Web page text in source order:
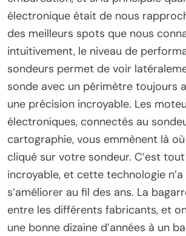
électronique était de nous
des meilleurs spots que nous
intuitivement, le niveau de
sondeurs permet de voir
sonde avec un périmètre toujours
une précision incroyable. Les
électroniques, connectés au
cartographie, vous emmènent là
cliqué sur votre sondeur. C’est
incroyable, et cette technologie
s’améliorer au fil des ans. La
entre les différents fabricants, et
une bonne dizaine d’années à un